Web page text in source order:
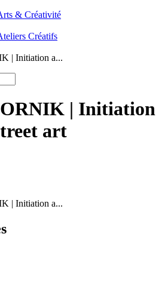
& Créativité
Créatifs
| Initiation a...
| Initiation
art
| Initiation a...